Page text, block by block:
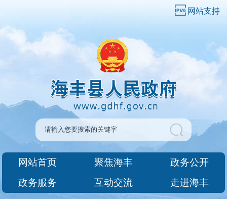
网站支持
网站首页 聚焦海丰
政务公开
政务服务
互动交流 走进海丰